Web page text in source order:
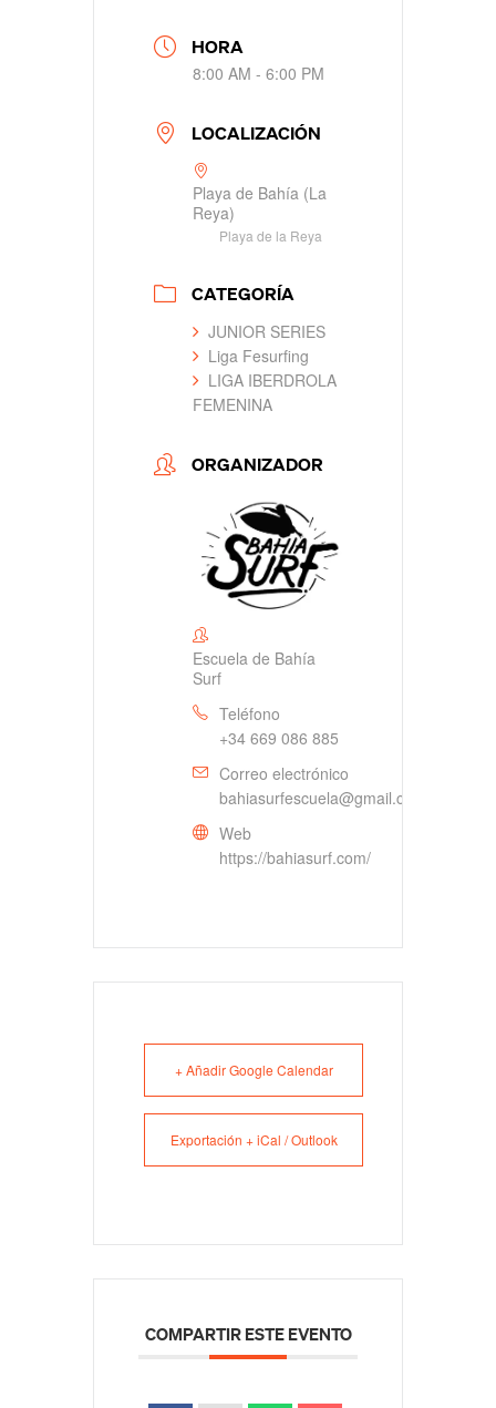
HORA
8:00 AM - 6:00 PM
LOCALIZACIÓN
Playa de Bahía (La
Reya)
Playa de la Reya
CATEGORÍA
JUNIOR SERIES
Liga Fesurfing
LIGA IBERDROLA
FEMENINA
ORGANIZADOR
Escuela de Bahía
Surf
Teléfono
+34 669 086 885
Correo electrónico
bahiasurfescuela@gmail.com
Web
https://bahiasurf.com/
+ Añadir Google Calendar
Exportación + iCal / Outlook
COMPARTIR ESTE EVENTO